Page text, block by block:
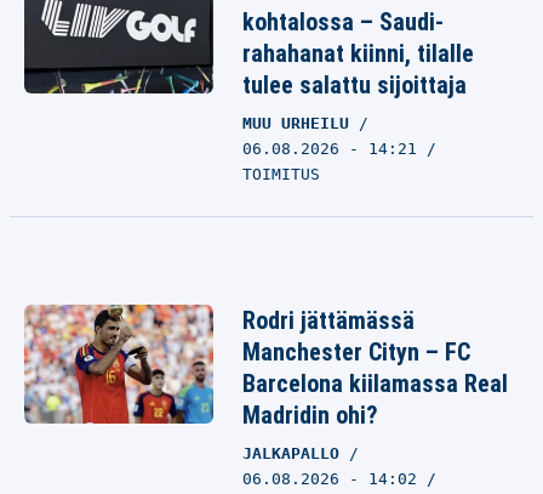
kohtalossa – Saudi-
rahahanat kiinni, tilalle
tulee salattu sijoittaja
MUU URHEILU
06.08.2026 - 14:21
TOIMITUS
Rodri jättämässä
Manchester Cityn – FC
Barcelona kiilamassa Real
Madridin ohi?
JALKAPALLO
06.08.2026 - 14:02